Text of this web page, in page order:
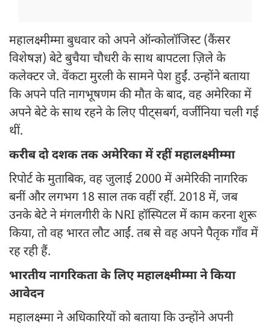
महालक्ष्मीम्मा बुधवार को अपने ऑन्कोलॉजिस्ट (कैंसर
विशेषज्ञ) बेटे बुचैया चौधरी के साथ बापटला ज़िले के
कलेक्टर जे. वेंकटा मुरली के सामने पेश हुईं. उन्होंने बताया
कि अपने पति नागभूषणम की मौत के बाद, वह अमेरिका में
अपने बेटे के साथ रहने के लिए पीट्सबर्ग, वर्जीनिया चली गई
थीं.
करीब दो दशक तक अमेरिका में रहीं महालक्ष्मीम्मा
रिपोर्ट के मुताबिक, वह जुलाई 2000 में अमेरिकी नागरिक
बनीं और लगभग 18 साल तक वहीं रहीं. 2018 में, जब
उनके बेटे ने मंगलगीरी के NRI हॉस्पिटल में काम करना शुरू
किया, तो वह भारत लौट आईं. तब से वह अपने पैतृक गाँव में
रह रही हैं.
भारतीय नागरिकता के लिए महालक्ष्मीम्मा ने किया
आवेदन
महालक्ष्म्मा ने अधिकारियों को बताया कि उन्होंने अपनी